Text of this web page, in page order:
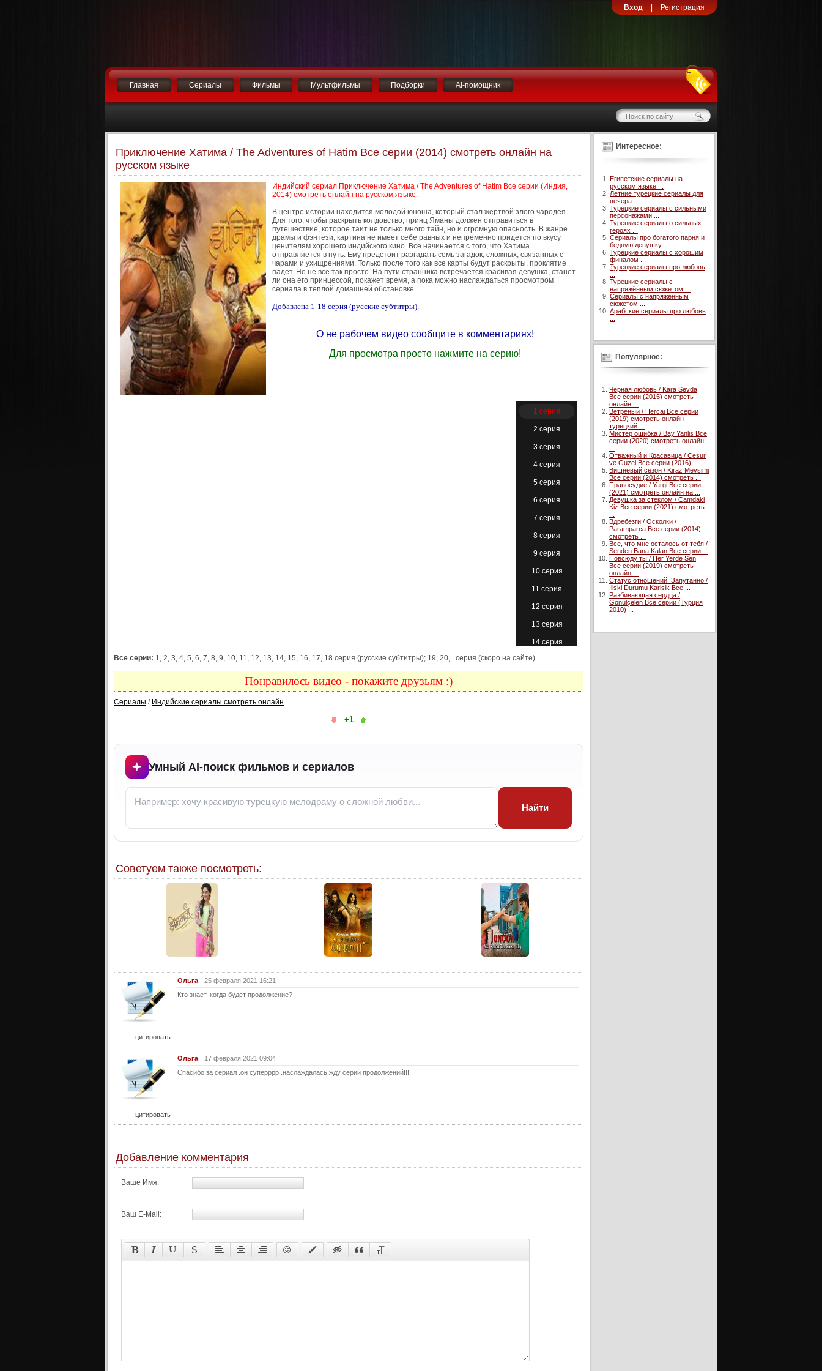
Вход Регистрация
Главная Сериалы Фильмы Мультфильмы Подборки AI-помощник
Приключение Хатима / The Adventures of Hatim Все серии (2014) смотреть онлайн на
русском языке
Индийский сериал Приключение Хатима / The Adventures of Hatim Все серии (Индия,
2014) смотреть онлайн на русском языке.
В центре истории находится молодой юноша, который стал жертвой злого чародея.
Для того, чтобы раскрыть колдовство, принц Яманы должен отправиться в
путешествие, которое таит не только много тайн, но и огромную опасность. В жанре
драмы и фэнтези, картина не имеет себе равных и непременно придется по вкусу
ценителям хорошего индийского кино. Все начинается с того, что Хатима
отправляется в путь. Ему предстоит разгадать семь загадок, сложных, связанных с
чарами и ухищрениями. Только после того как все карты будут раскрыты, проклятие
падет. Но не все так просто. На пути странника встречается красивая девушка, станет
ли она его принцессой, покажет время, а пока можно наслаждаться просмотром
сериала в теплой домашней обстановке.
Добавлена 1-18 серия (русские субтитры).
О не рабочем видео сообщите в комментариях!
Для просмотра просто нажмите на серию!
1 серия
2 серия
3 серия
4 серия
5 серия
6 серия
7 серия
8 серия
9 серия
10 серия
11 серия
12 серия
13 серия
14 серия
15 серия
Все серии: 1, 2, 3, 4, 5, 6, 7, 8, 9, 10, 11, 12, 13, 14, 15, 16, 17, 18 серия (русские субтитры); 19, 20,.. серия (скоро на сайте).
Понравилось видео - покажите друзьям :)
Сериалы / Индийские сериалы смотреть онлайн
+1
Умный AI-поиск фильмов и сериалов
Найти
Советуем также посмотреть:
Ольга
25 февраля 2021 16:21
Кто знает. когда будет продолжение?
цитировать
Ольга
17 февраля 2021 09:04
Спасибо за сериал .он суперррр .наслаждалась.жду серий продолжений!!!!
цитировать
Добавление комментария
Ваше Имя:
Ваш E-Mail:
Интересное:
Египетские сериалы на
русском языке ...
Летние турецкие сериалы для
вечера ...
Турецкие сериалы с сильными
персонажами ...
Турецкие сериалы о сильных
героях ...
Сериалы про богатого парня и
бедную девушку ...
Турецкие сериалы с хорошим
финалом ...
Турецкие сериалы про любовь
Турецкие сериалы с
напряжённым сюжетом ...
Сериалы с напряжённым
сюжетом ...
Арабские сериалы про любовь
Популярное:
Черная любовь / Kara Sevda
Все серии (2015) смотреть
онлайн ...
Ветреный / Hercai Все серии
(2019) смотреть онлайн
турецкий ...
Мистер ошибка / Bay Yanlis Все
серии (2020) смотреть онлайн
Отважный и Красавица / Cesur
ve Guzel Все серии (2016) ...
Вишневый сезон / Kiraz Mevsimi
Все серии (2014) смотреть ...
Правосудие / Yargi Все серии
(2021) смотреть онлайн на ...
Девушка за стеклом / Camdaki
Kiz Все серии (2021) смотреть
Вдребезги / Осколки /
Paramparca Все серии (2014)
смотреть ...
Все, что мне осталось от тебя /
Senden Bana Kalan Все серии ...
Повсюду ты / Her Yerde Sen
Все серии (2019) смотреть
онлайн ...
Статус отношений: Запутанно /
Iliski Durumu Karisik Все ...
Разбивающая сердца /
Gönülçelen Все серии (Турция
2010) ...